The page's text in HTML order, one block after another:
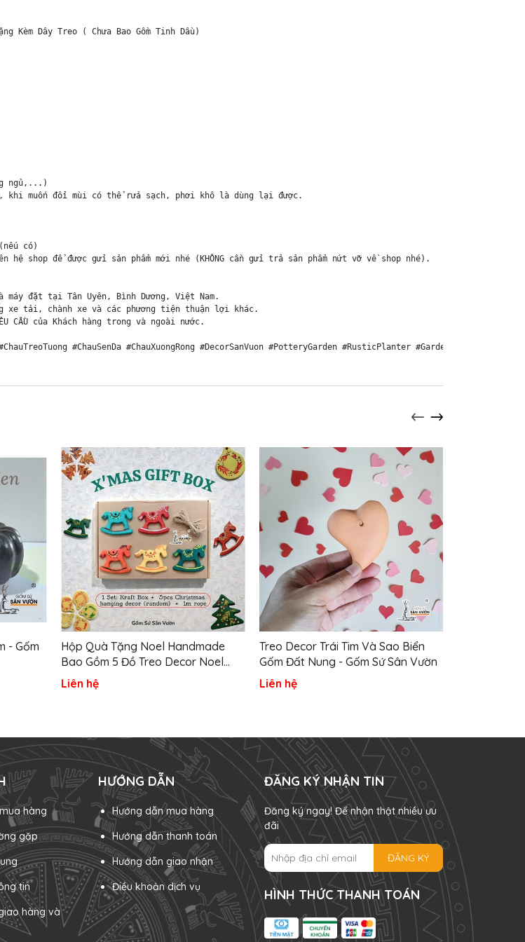
Kèm Dây Treo ( Chưa Bao Gồm Tinh Dầu)
ngủ,...)
muốn đổi mùi có thể rửa sạch, phơi khô là dùng lại được.
có)
shop để được gửi sản phẩm mới nhé (KHÔNG cần gửi trả sản phẩm nứt vỡ về shop nhé).
đặt tại Tân Uyên, Bình Dương, Việt Nam.
xe tải, chành xe và các phương tiện thuận lợi khác.
CẦU của Khách hàng trong và ngoài nước.
#ChauTreoTuong #ChauSenDa #ChauXuongRong #DecorSanVuon #PotteryGarden #RusticPlanter #GardenPlanter
- Gốm
Hộp Quà Tặng Noel Handmade
Bao Gồm 5 Đồ Treo Decor Noel
Gốm Đất Nung Đã Trang Trí - Gốm
Sứ Sân Vườn
Liên hệ
Treo Decor Trái Tim Và Sao Biển
Gốm Đất Nung - Gốm Sứ Sân Vườn
Liên hệ
hàng
gặp
tin
hàng và
HƯỚNG DẪN
Hướng dẫn mua hàng
Hướng dẫn thanh toán
Hướng dẫn giao nhận
Điều khoản dịch vụ
ĐĂNG KÝ NHẬN TIN
Đăng ký ngay! Để nhận thật nhiều ưu
đãi
ĐĂNG KÝ
HÌNH THỨC THANH TOÁN